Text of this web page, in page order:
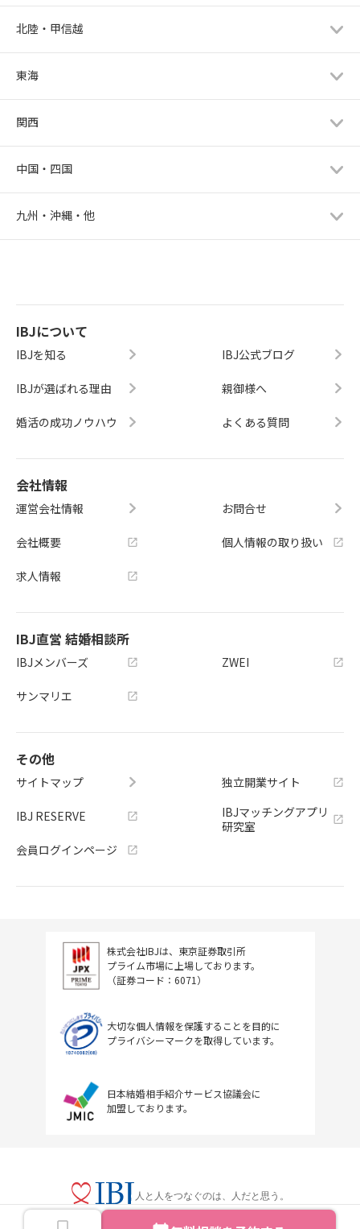
北陸・甲信越
東海
関西
中国・四国
九州・沖縄・他
IBJについて
IBJを知る
IBJが選ばれる理由
婚活の成功ノウハウ
IBJ公式ブログ
親御様へ
よくある質問
会社情報
運営会社情報
会社概要
求人情報
お問合せ
個人情報の取り扱い
IBJ直営 結婚相談所
IBJメンバーズ
サンマリエ
ZWEI
その他
サイトマップ
IBJ RESERVE
会員ログインページ
独立開業サイト
IBJマッチングアプリ
研究室
株式会社IBJは、東京証券取引所
プライム市場に上場しております。
（証券コード：6071）
大切な個人情報を保護することを目的に
プライバシーマークを取得しています。
日本結婚相手紹介サービス協議会に
加盟しております。
人と人をつなぐのは、人だと思う。